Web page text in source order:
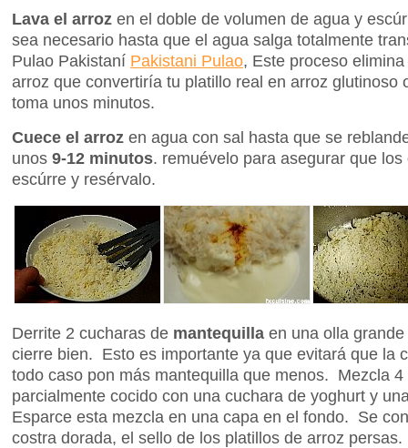
Lava el arroz en el doble de volumen de agua y
sea necesario hasta que el agua salga totalmente
Pulao Pakistaní Pakistani Pulao, Este proceso
arroz que convertiría tu platillo real en arroz
toma unos minutos.
Cuece el arroz en agua con sal hasta que se
unos 9-12 minutos. remuévelo para asegurar que
escúrre y resérvalo.
Derrite 2 cucharas de mantequilla en una olla
cierre bien. Esto es importante ya que evitará que la
todo caso pon más mantequilla que menos. Mezcla
parcialmente cocido con una cuchara de yoghurt y
Esparce esta mezcla en una capa en el fondo. Se
costra dorada, el sello de los platillos de arroz persas.